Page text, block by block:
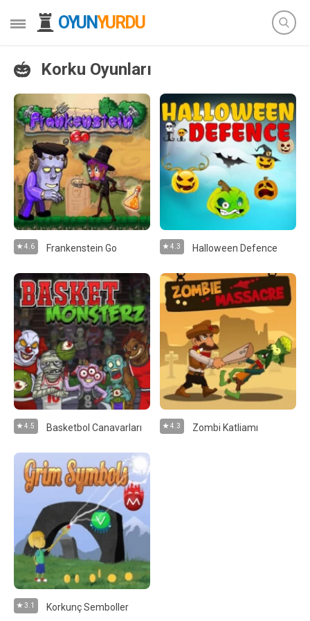
OYUNYURDU
Korku Oyunları
4.6 Frankenstein Go 4.3 Halloween Defence
4.5 Basketbol Canavarları 4.3 Zombi Katliamı
3.1 Korkunç Semboller